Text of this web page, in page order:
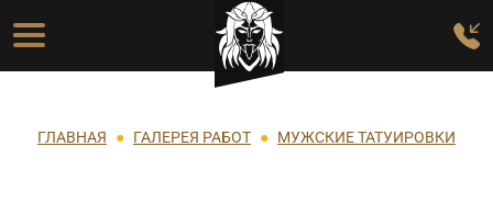
Перейти к основному содержанию
Основная навигация
Строка навигации
ГЛАВНАЯ ГАЛЕРЕЯ РАБОТ МУЖСКИЕ ТАТУИРОВКИ